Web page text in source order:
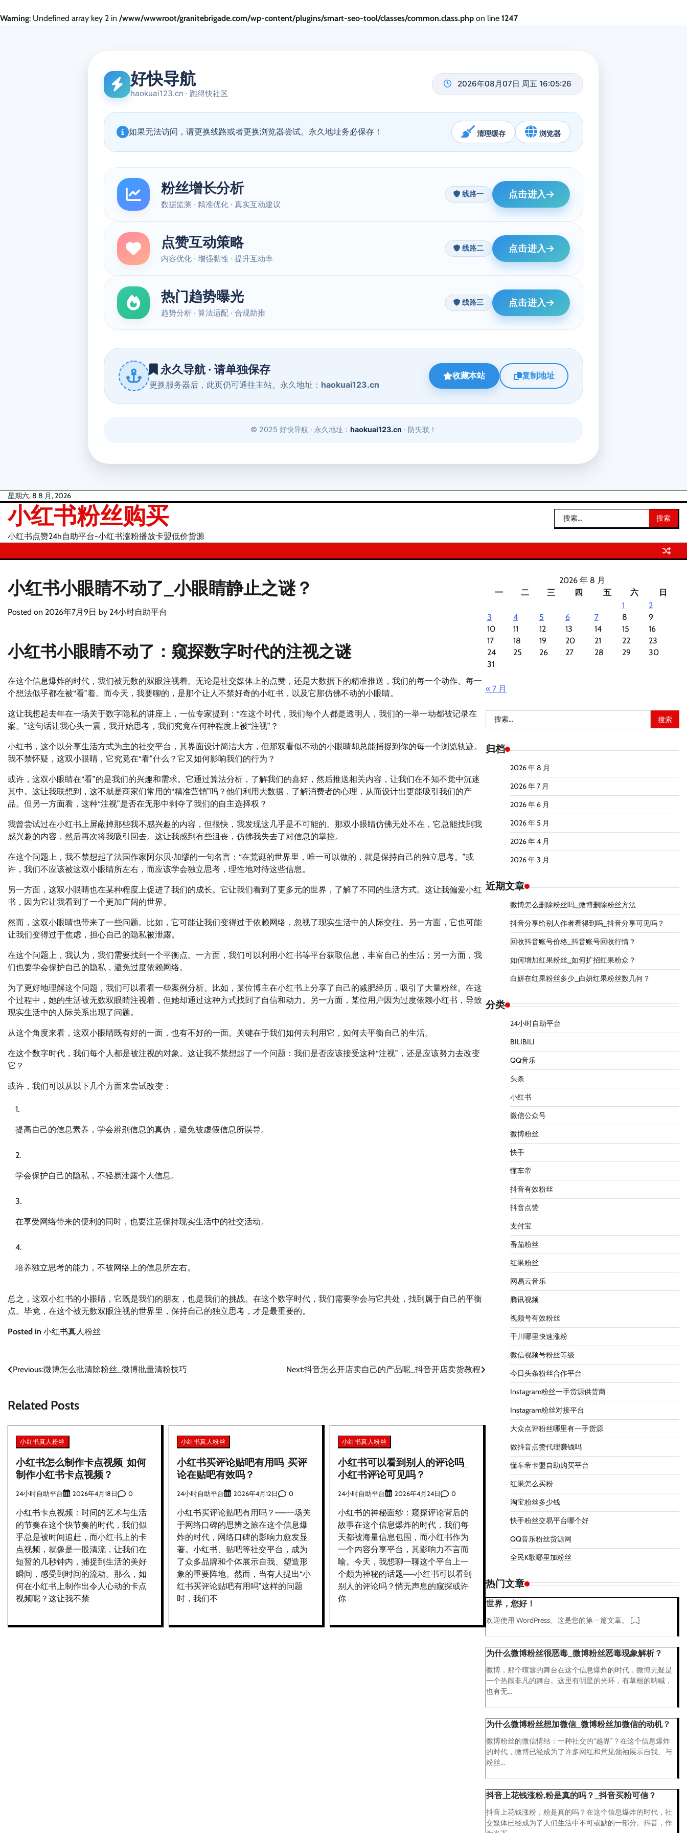
Warning: Undefined array key 2 in /www/wwwroot/granitebrigade.com/wp-content/plugins/smart-seo-tool/classes/common.class.php on line 1247
Skip
content
星期六, 8 8 月, 2026
小红书粉丝购买
小红书点赞24h自助平台-小红书涨粉播放卡盟低价货源
索：
小红书小眼睛不动了_小眼睛静止之谜？
Posted on 2026年7月9日 by 24小时自助平台
小红书小眼睛不动了：窥探数字时代的注视之谜
在这个信息爆炸的时代，我们被无数的双眼注视着。无论是社交媒体上的点赞，还是大数据下的精准推送，我们的每一个动作、每一
个想法似乎都在被“看”着。而今天，我要聊的，是那个让人不禁好奇的小红书，以及它那仿佛不动的小眼睛。
这让我想起去年在一场关于数字隐私的讲座上，一位专家提到：“在这个时代，我们每个人都是透明人，我们的一举一动都被记录在
案。”这句话让我心头一震，我开始思考，我们究竟在何种程度上被“注视”？
小红书，这个以分享生活方式为主的社交平台，其界面设计简洁大方，但那双看似不动的小眼睛却总能捕捉到你的每一个浏览轨迹。
我不禁怀疑，这双小眼睛，它究竟在“看”什么？它又如何影响我们的行为？
或许，这双小眼睛在“看”的是我们的兴趣和需求。它通过算法分析，了解我们的喜好，然后推送相关内容，让我们在不知不觉中沉迷
其中。这让我联想到，这不就是商家们常用的“精准营销”吗？他们利用大数据，了解消费者的心理，从而设计出更能吸引我们的产
品。但另一方面看，这种“注视”是否在无形中剥夺了我们的自主选择权？
我曾尝试过在小红书上屏蔽掉那些我不感兴趣的内容，但很快，我发现这几乎是不可能的。那双小眼睛仿佛无处不在，它总能找到我
感兴趣的内容，然后再次将我吸引回去。这让我感到有些沮丧，仿佛我失去了对信息的掌控。
在这个问题上，我不禁想起了法国作家阿尔贝·加缪的一句名言：“在荒诞的世界里，唯一可以做的，就是保持自己的独立思考。”或
许，我们不应该被这双小眼睛所左右，而应该学会独立思考，理性地对待这些信息。
另一方面，这双小眼睛也在某种程度上促进了我们的成长。它让我们看到了更多元的世界，了解了不同的生活方式。这让我偏爱小红
书，因为它让我看到了一个更加广阔的世界。
然而，这双小眼睛也带来了一些问题。比如，它可能让我们变得过于依赖网络，忽视了现实生活中的人际交往。另一方面，它也可能
让我们变得过于焦虑，担心自己的隐私被泄露。
在这个问题上，我认为，我们需要找到一个平衡点。一方面，我们可以利用小红书等平台获取信息，丰富自己的生活；另一方面，我
们也要学会保护自己的隐私，避免过度依赖网络。
为了更好地理解这个问题，我们可以看看一些案例分析。比如，某位博主在小红书上分享了自己的减肥经历，吸引了大量粉丝。在这
个过程中，她的生活被无数双眼睛注视着，但她却通过这种方式找到了自信和动力。另一方面，某位用户因为过度依赖小红书，导致
现实生活中的人际关系出现了问题。
从这个角度来看，这双小眼睛既有好的一面，也有不好的一面。关键在于我们如何去利用它，如何去平衡自己的生活。
在这个数字时代，我们每个人都是被注视的对象。这让我不禁想起了一个问题：我们是否应该接受这种“注视”，还是应该努力去改变
它？
或许，我们可以从以下几个方面来尝试改变：
提高自己的信息素养，学会辨别信息的真伪，避免被虚假信息所误导。
学会保护自己的隐私，不轻易泄露个人信息。
在享受网络带来的便利的同时，也要注意保持现实生活中的社交活动。
培养独立思考的能力，不被网络上的信息所左右。
总之，这双小红书的小眼睛，它既是我们的朋友，也是我们的挑战。在这个数字时代，我们需要学会与它共处，找到属于自己的平衡
点。毕竟，在这个被无数双眼注视的世界里，保持自己的独立思考，才是最重要的。
Posted in 小红书真人粉丝
文
导
航
Previous:微博怎么批清除粉丝_微博批量清粉技巧 Next:抖音怎么开店卖自己的产品呢_抖音开店卖货教程
Related Posts
小红书真人粉丝
小红书怎么制作卡点视频_如何
制作小红书卡点视频？
24小时自助平台 2026年4月18日 0
小红书卡点视频：时间的艺术与生活
的节奏在这个快节奏的时代，我们似
乎总是被时间追赶，而小红书上的卡
点视频，就像是一股清流，让我们在
短暂的几秒钟内，捕捉到生活的美好
瞬间，感受到时间的流动。那么，如
何在小红书上制作出令人心动的卡点
视频呢？这让我不禁
小红书真人粉丝
小红书买评论贴吧有用吗_买评
论在贴吧有效吗？
24小时自助平台 2026年4月12日 0
小红书买评论贴吧有用吗？——一场关
于网络口碑的思辨之旅在这个信息爆
炸的时代，网络口碑的影响力愈发显
著。小红书、贴吧等社交平台，成为
了众多品牌和个体展示自我、塑造形
象的重要阵地。然而，当有人提出“小
红书买评论贴吧有用吗”这样的问题
时，我们不
小红书真人粉丝
小红书可以看到别人的评论吗_
小红书评论可见吗？
24小时自助平台 2026年4月24日 0
小红书的神秘面纱：窥探评论背后的
故事在这个信息爆炸的时代，我们每
天都被海量信息包围，而小红书作为
一个内容分享平台，其影响力不言而
喻。今天，我想聊一聊这个平台上一
个颇为神秘的话题——小红书可以看到
别人的评论吗？悄无声息的窥探或许
你
2026 年 8 月
一
二 三 四 五 六
日
1
2
3
4 5 6 7 8
9
10
11 12 13 14 15
16
17
18 19 20 21 22
23
24
25 26 27 28 29
30
31
« 7 月
索：
归档
2026 年 8 月
2026 年 7 月
2026 年 6 月
2026 年 5 月
2026 年 4 月
2026 年 3 月
近期文章
微博怎么删除粉丝吗_微博删除粉丝方法
抖音分享给别人作者看得到吗_抖音分享可见吗？
回收抖音账号价格_抖音账号回收行情？
如何增加红果粉丝_如何扩招红果粉众？
白妍在红果粉丝多少_白妍红果粉丝数几何？
分类
24小时自助平台
BILIBILI
QQ音乐
头条
小红书
微信公众号
微博粉丝
快手
懂车帝
抖音有效粉丝
抖音点赞
支付宝
番茄粉丝
红果粉丝
网易云音乐
腾讯视频
视频号有效粉丝
千川哪里快速涨粉
微信视频号粉丝等级
今日头条粉丝合作平台
Instagram粉丝一手货源供货商
Instagram粉丝对接平台
大众点评粉丝哪里有一手货源
做抖音点赞代理赚钱吗
懂车帝卡盟自助购买平台
红果怎么买粉
淘宝粉丝多少钱
快手粉丝交易平台哪个好
QQ音乐粉丝货源网
全民K歌哪里加粉丝
热门文章
世界，您好！
欢迎使用 WordPress。这是您的第一篇文章。 […]
为什么微博粉丝很恶毒_微博粉丝恶毒现象解析？
微博，那个喧嚣的舞台在这个信息爆炸的时代，微博无疑是
一个热闹非凡的舞台。这里有明星的光环，有草根的呐喊，
也有无...
为什么微博粉丝想加微信_微博粉丝加微信的动机？
微博粉丝的微信情结：一种社交的“越界”？在这个信息爆炸
的时代，微博已经成为了许多网红和意见领袖展示自我、与
粉丝...
抖音上花钱涨粉,粉是真的吗？_抖音买粉可信？
抖音上花钱涨粉，粉是真的吗？在这个信息爆炸的时代，社
交媒体已经成为了人们生活中不可或缺的一部分。抖音，作